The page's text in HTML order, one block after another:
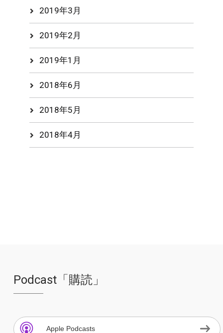
2019年3月
2019年2月
2019年1月
2018年6月
2018年5月
2018年4月
Podcast「購読」
Apple Podcasts